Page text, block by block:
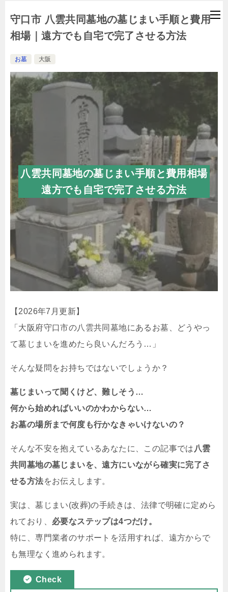
守口市 八雲共同墓地の墓じまい手順と費用
相場｜遠方でも自宅で完了させる方法
お墓 大阪
八雲共同墓地の墓じまい手順と費用相場
遠方でも自宅で完了させる方法
【2026年7月更新】
「大阪府守口市の八雲共同墓地にあるお墓、どうやっ
て墓じまいを進めたら良いんだろう…」
そんな疑問をお持ちではないでしょうか？
墓じまいって聞くけど、難しそう…
何から始めればいいのかわからない…
お墓の場所まで何度も行かなきゃいけないの？
そんな不安を抱えているあなたに、この記事では 八雲
共同墓地の墓じまいを、遠方にいながら確実に完了さ
せる方法をお伝えします。
実は、墓じまい(改葬)の手続きは、法律で明確に定めら
れており、 必要なステップは4つだけ。
特に、専門業者のサポートを活用すれば、遠方からで
も無理なく進められます。
Check